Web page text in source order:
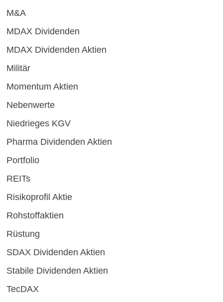
M&A
MDAX Dividenden
MDAX Dividenden Aktien
Militär
Momentum Aktien
Nebenwerte
Niedrieges KGV
Pharma Dividenden Aktien
Portfolio
REITs
Risikoprofil Aktie
Rohstoffaktien
Rüstung
SDAX Dividenden Aktien
Stabile Dividenden Aktien
TecDAX